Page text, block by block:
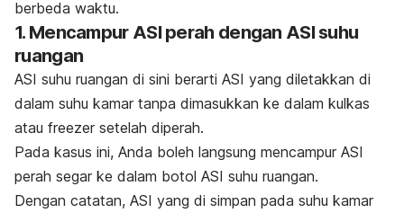
berbeda waktu.
1. Mencampur ASI perah dengan ASI suhu
ruangan
ASI suhu ruangan di sini berarti ASI yang diletakkan di
dalam suhu kamar tanpa dimasukkan ke dalam kulkas
atau freezer setelah diperah.
Pada kasus ini, Anda boleh langsung mencampur ASI
perah segar ke dalam botol ASI suhu ruangan.
Dengan catatan, ASI yang di simpan pada suhu kamar